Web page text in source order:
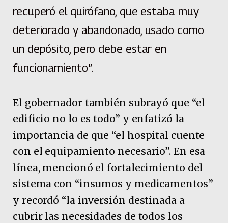
recuperó el quirófano, que estaba muy
deteriorado y abandonado, usado como
un depósito, pero debe estar en
funcionamiento”.
El gobernador también subrayó que “el
edificio no lo es todo” y enfatizó la
importancia de que “el hospital cuente
con el equipamiento necesario”. En esa
línea, mencionó el fortalecimiento del
sistema con “insumos y medicamentos”
y recordó “la inversión destinada a
cubrir las necesidades de todos los